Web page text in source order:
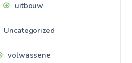
uitbouw
Uncategorized
volwassene